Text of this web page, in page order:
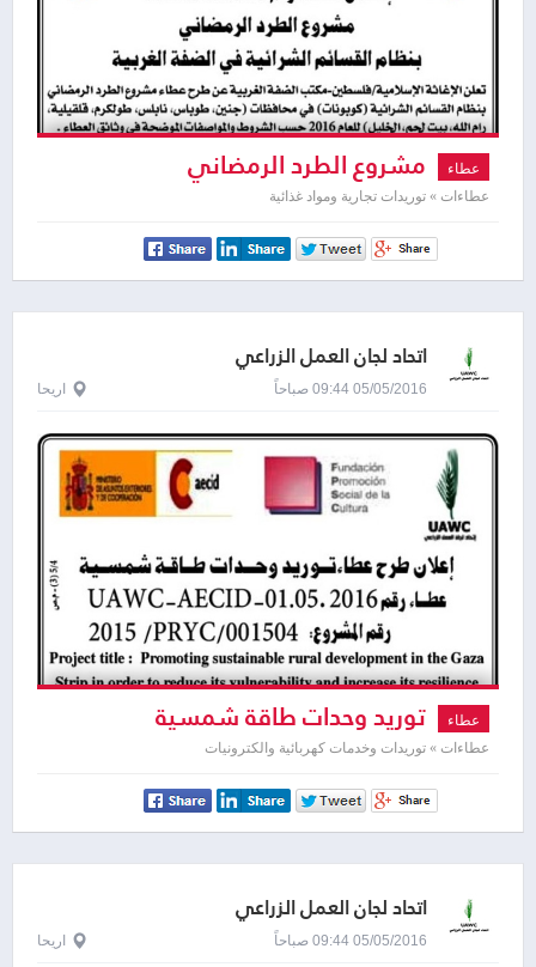
عطاء مشروع الطرد الرمضاني
عطاءات » توريدات تجارية ومواد غذائية
اتحاد لجان العمل الزراعي
05/05/2016 09:44 صباحاً اريحا
عطاء توريد وحدات طاقة شمسية
عطاءات » توريدات وخدمات كهربائية والكترونيات
اتحاد لجان العمل الزراعي
05/05/2016 09:44 صباحاً اريحا